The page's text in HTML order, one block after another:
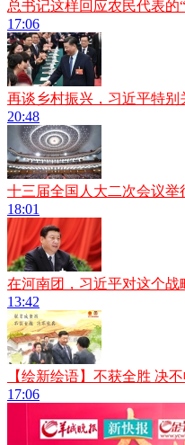
总书记这样回应农民代表的
17:06
再谈乡村振兴，习近平特别
20:48
十三届全国人大二次会议举
18:01
在河南团，习近平对这个战
13:42
【绘新绘语】不获全胜 决不
17:06